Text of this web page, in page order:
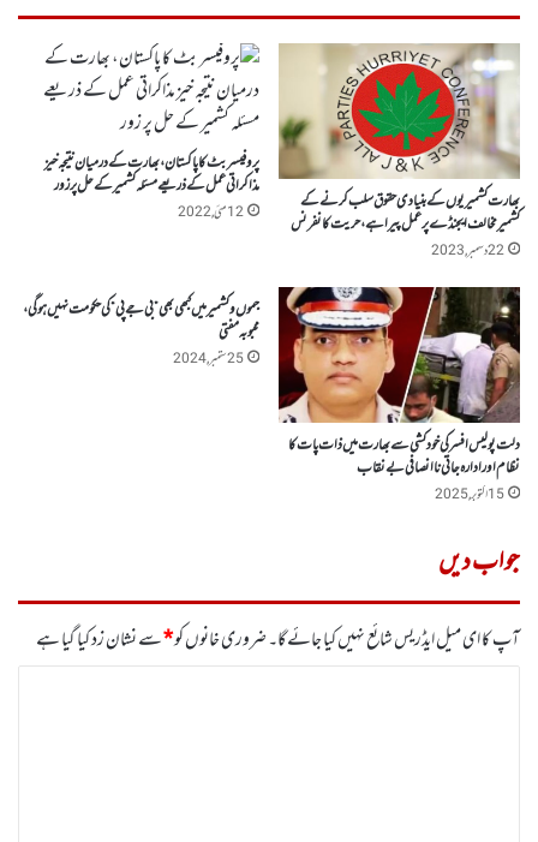
بھارت کشمیریوں کے بنیادی حقوق سلب کرنے کے
کشمیر مخالف ایجنڈے پر عمل پیرا ہے ، حریت کانفرنس
22 دسمبر, 2023
پروفیسر بٹ کا پاکستان، بھارت کے درمیان نتیجہ خیز
مذاکراتی عمل کے ذریعے مسئلہ کشمیر کے حل پر زور
12 مئی, 2022
دلت پولیس افسر کی خودکشی سے بھارت میں ذات پات کا
نظام اور ادارہ جاتی ناانصافی بے نقاب
15 اکتوبر, 2025
جموں وکشمیر میں کبھی بھی ”بی جے پی“ کی حکومت نہیں ہو گی،
محبوبہ مفتی
25 ستمبر, 2024
جواب دیں
آپ کا ای میل ایڈریس شائع نہیں کیا جائے گا۔ضروری خانوں کو*سے نشان زد کیا گیا ہے